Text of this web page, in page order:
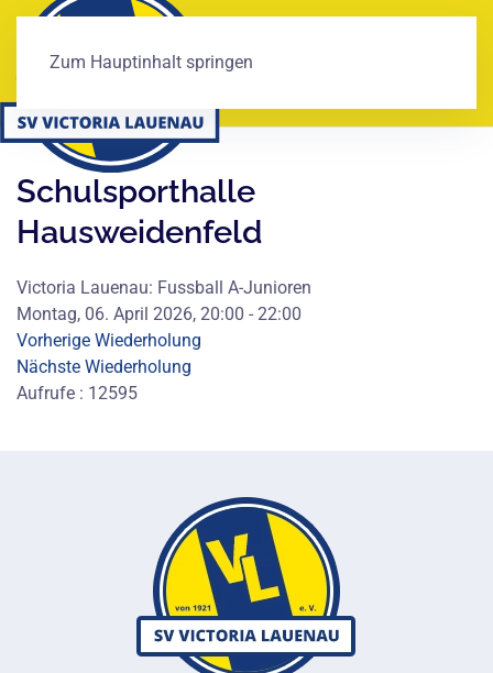
Zum Hauptinhalt springen
Schulsporthalle
Hausweidenfeld
Victoria Lauenau: Fussball A-Junioren
Montag, 06. April 2026, 20:00 - 22:00
Vorherige Wiederholung
Nächste Wiederholung
Aufrufe : 12595